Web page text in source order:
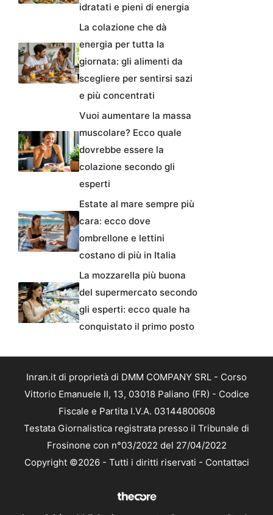
idratati e pieni di energia
La colazione che dà
energia per tutta la
giornata: gli alimenti da
scegliere per sentirsi sazi
e più concentrati
Vuoi aumentare la massa
muscolare? Ecco quale
dovrebbe essere la
colazione secondo gli
esperti
Estate al mare sempre più
cara: ecco dove
ombrellone e lettini
costano di più in Italia
La mozzarella più buona
del supermercato secondo
gli esperti: ecco quale ha
conquistato il primo posto
Inran.it di proprietà di DMM COMPANY SRL - Corso
Vittorio Emanuele II, 13, 03018 Paliano (FR) - Codice
Fiscale e Partita I.V.A. 03144800608
Testata Giornalistica registrata presso il Tribunale di
Frosinone con n°03/2022 del 27/04/2022
Copyright ©2026 - Tutti i diritti riservati - Contattaci